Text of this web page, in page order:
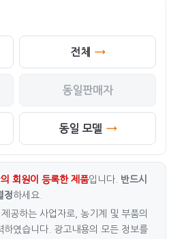
전체
동일판매자
동일 모델
회원이 등록한 제품입니다. 반드시
정하세요.
공하는 사업자로, 농기계 및 부품의
였습니다. 광고내용의 모든 정보를